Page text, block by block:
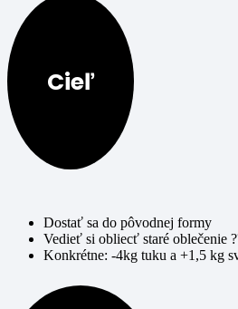
Cieľ
Dostať sa do pôvodnej formy
Vedieť si obliecť staré oblečenie
Konkrétne: -4kg tuku a +1,5 kg